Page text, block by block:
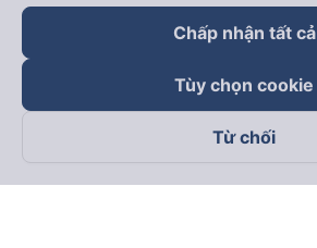
Theo dõi chúng tôi trên
Chấp nhận tất cả
Tùy chọn cookie
Từ chối